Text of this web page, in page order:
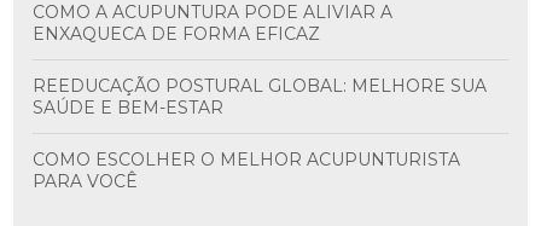
COMO A ACUPUNTURA PODE ALIVIAR A
ENXAQUECA DE FORMA EFICAZ
REEDUCAÇÃO POSTURAL GLOBAL: MELHORE SUA
SAÚDE E BEM-ESTAR
COMO ESCOLHER O MELHOR ACUPUNTURISTA
PARA VOCÊ